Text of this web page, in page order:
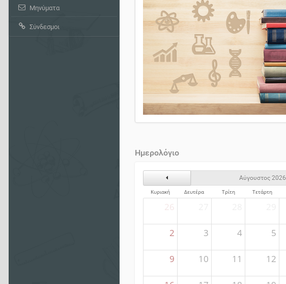
Ημερολόγιο
Προηγούμενος Μήνας Αύγουστος 2026
Κυριακή
Δευτέρα Τρίτη Τετάρτη
26
2 3 4 5
9 10 11 12
Μηνύματα
Σύνδεσμοι